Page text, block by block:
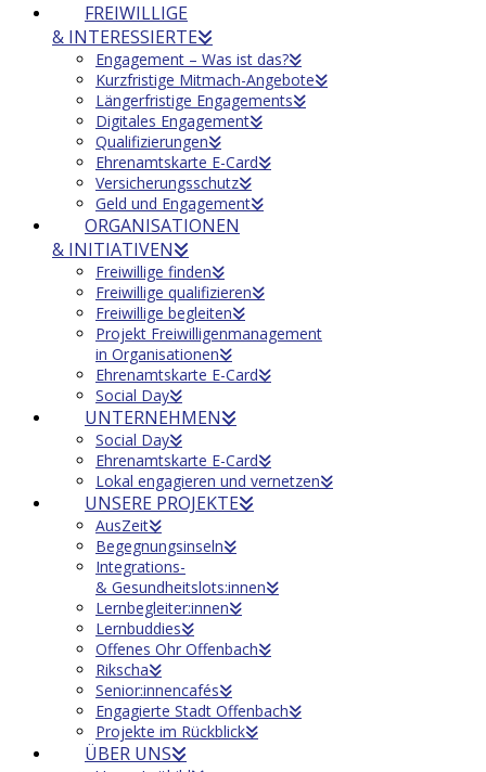
FREIWILLIGE
& INTERESSIERTE
Engagement – Was ist das?
Kurzfristige Mitmach-Angebote
Längerfristige Engagements
Digitales Engagement
Qualifizierungen
Ehrenamtskarte E-Card
Versicherungsschutz
Geld und Engagement
ORGANISATIONEN
& INITIATIVEN
Freiwillige finden
Freiwillige qualifizieren
Freiwillige begleiten
Projekt Freiwilligenmanagement
in Organisationen
Ehrenamtskarte E-Card
Social Day
UNTERNEHMEN
Social Day
Ehrenamtskarte E-Card
Lokal engagieren und vernetzen
UNSERE PROJEKTE
AusZeit
Begegnungsinseln
Integrations-
& Gesundheitslots:innen
Lernbegleiter:innen
Lernbuddies
Offenes Ohr Offenbach
Rikscha
Senior:innencafés
Engagierte Stadt Offenbach
Projekte im Rückblick
ÜBER UNS